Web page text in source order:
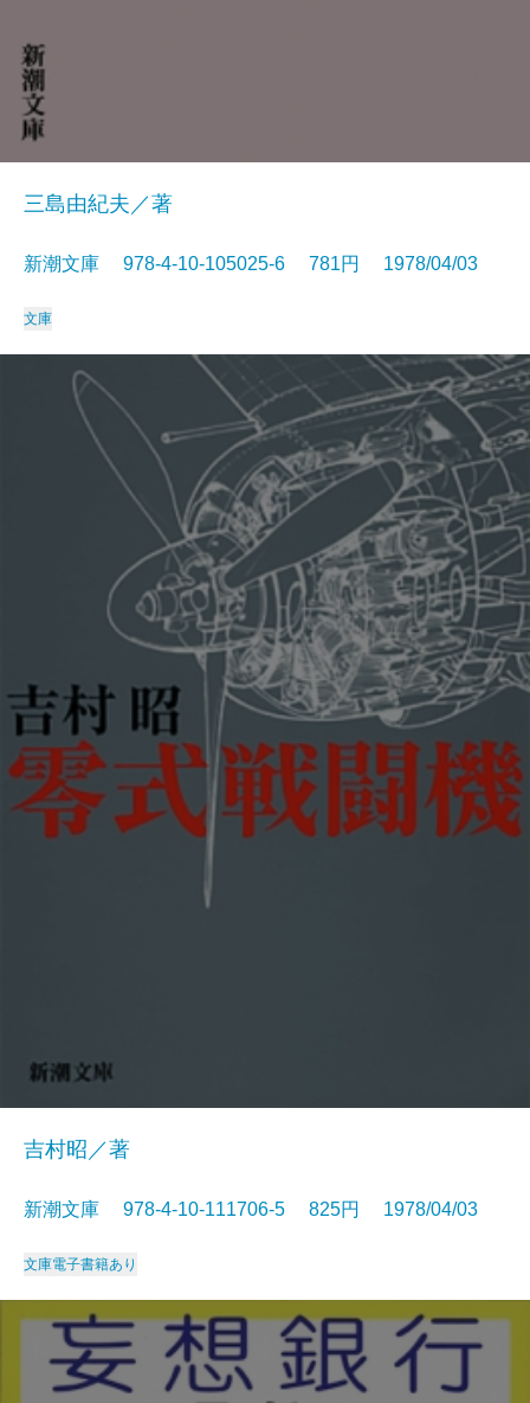
三島由紀夫／著
新潮文庫 978-4-10-105025-6 781円 1978/04/03
文庫
吉村昭／著
新潮文庫 978-4-10-111706-5 825円 1978/04/03
文庫電子書籍あり